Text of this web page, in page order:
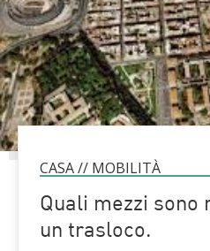
CASA// MOBILITÀ
Quali mezzi sono
un trasloco.